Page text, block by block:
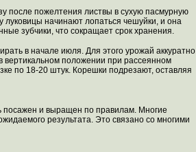
после пожелтения листвы в сухую пасмурную
луковицы начинают лопаться чешуйки, и она
зубчики, что сокращает срок хранения.
в начале июля. Для этого урожай аккуратно
вертикальном положении при рассеянном
по 18-20 штук. Корешки подрезают, оставляя
и выращен по правилам. Многие
результата. Это связано со многими